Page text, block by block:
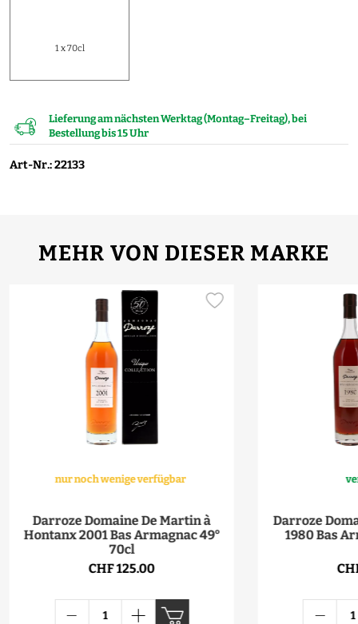
1 x 70cl
Lieferung am nächsten Werktag (Montag–Freitag), bei
Bestellung bis 15 Uhr
Art-Nr.: 22133
MEHR VON DIESER MARKE
nur noch wenige verfügbar
Darroze Domaine De Martin à
Hontanx 2001 Bas Armagnac 49°
70cl
CHF 125.00
Darroze
1980 Bas